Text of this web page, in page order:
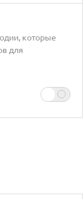
которые
для